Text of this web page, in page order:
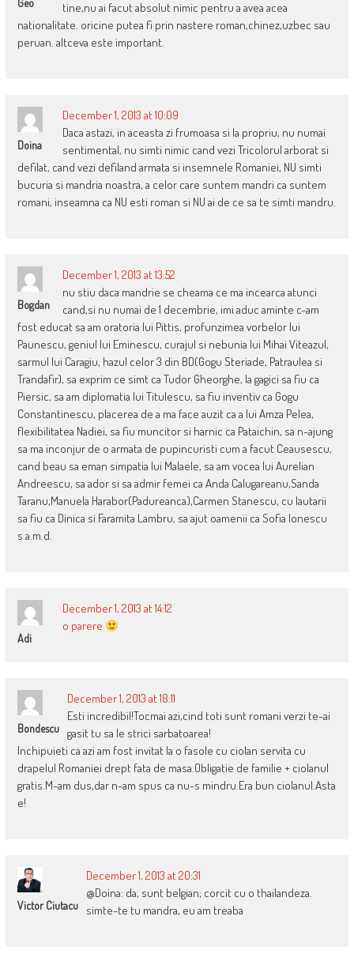
Geo
tine,nu ai facut absolut nimic pentru a avea acea
nationalitate. oricine putea fi prin nastere roman,chinez,uzbec sau
peruan. altceva este important.
Doina
December 1, 2013 at 10:09
Daca astazi, in aceasta zi frumoasa si la propriu, nu numai
sentimental, nu simti nimic cand vezi Tricolorul arborat si
defilat, cand vezi defiland armata si insemnele Romaniei, NU simti
bucuria si mandria noastra, a celor care suntem mandri ca suntem
romani, inseamna ca NU esti roman si NU ai de ce sa te simti mandru.
Bogdan
December 1, 2013 at 13:52
nu stiu daca mandrie se cheama ce ma incearca atunci
cand,si nu numai de 1 decembrie, imi aduc aminte c-am
fost educat sa am oratoria lui Pittis, profunzimea vorbelor lui
Paunescu, geniul lui Eminescu, curajul si nebunia lui Mihai Viteazul,
sarmul lui Caragiu, hazul celor 3 din BD(Gogu Steriade, Patraulea si
Trandafir), sa exprim ce simt ca Tudor Gheorghe, la gagici sa fiu ca
Piersic, sa am diplomatia lui Titulescu, sa fiu inventiv ca Gogu
Constantinescu, placerea de a ma face auzit ca a lui Amza Pelea,
flexibilitatea Nadiei, sa fiu muncitor si harnic ca Pataichin, sa n-ajung
sa ma inconjur de o armata de pupincuristi cum a facut Ceausescu,
cand beau sa eman simpatia lui Malaele, sa am vocea lui Aurelian
Andreescu, sa ador si sa admir femei ca Anda Calugareanu,Sanda
Taranu,Manuela Harabor(Padureanca),Carmen Stanescu, cu lautarii
sa fiu ca Dinica si Faramita Lambru, sa ajut oamenii ca Sofia Ionescu
s.a.m.d.
Adi
December 1, 2013 at 14:12
o parere
Bondescu
December 1, 2013 at 18:11
Esti incredibil!Tocmai azi,cind toti sunt romani verzi te-ai
gasit tu sa le strici sarbatoarea!
Inchipuieti ca azi am fost invitat la o fasole cu ciolan servita cu
drapelul Romaniei drept fata de masa.Obligatie de familie + ciolanul
gratis.M-am dus,dar n-am spus ca nu-s mindru.Era bun ciolanul.Asta
e!
Victor Ciutacu
December 1, 2013 at 20:31
@Doina: da, sunt belgian; corcit cu o thailandeza.
simte-te tu mandra, eu am treaba